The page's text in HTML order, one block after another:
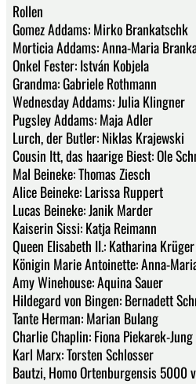
Rollen
Gomez Addams: Mirko Brankatschk
Morticia Addams: Anna-Maria
Onkel Fester: István Kobjela
Grandma: Gabriele Rothmann
Wednesday Addams: Julia Klingner
Pugsley Addams: Maja Adler
Lurch, der Butler: Niklas Krajewski
Cousin Itt, das haarige Biest: Ole
Mal Beineke: Thomas Ziesch
Alice Beineke: Larissa Ruppert
Lucas Beineke: Janik Marder
Kaiserin Sissi: Katja Reimann
Queen Elisabeth II.: Katharina Krüger
Königin Marie Antoinette: Anna-
Amy Winehouse: Aquina Sauer
Hildegard von Bingen: Bernadett
Tante Herman: Marian Bulang
Charlie Chaplin: Fiona Piekarek-Jung
Karl Marx: Torsten Schlosser
Bautzi, Homo Ortenburgensis 5000